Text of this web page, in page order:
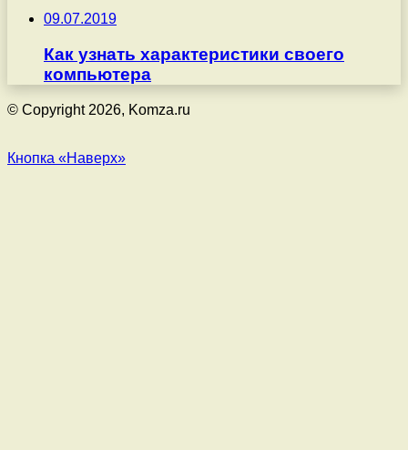
09.07.2019
Как узнать характеристики своего
компьютера
© Copyright 2026, Komza.ru
Кнопка «Наверх»